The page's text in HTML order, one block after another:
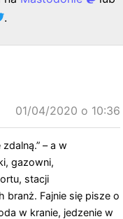
.
01/04/2020 o 10:36
– a w
gazowni,
stacji
branż. Fajnie się pisze o
w kranie, jedzenie w